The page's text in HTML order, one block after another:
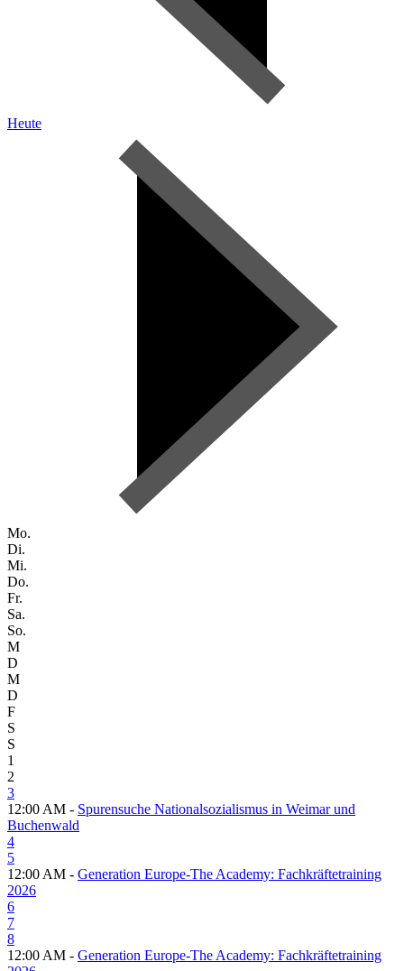
Heute
Mo.
Di.
Mi.
Do.
Fr.
Sa.
So.
M
D
M
D
F
S
S
1
2
3
12:00 AM - Spurensuche Nationalsozialismus in Weimar und
Buchenwald
4
5
12:00 AM - Generation Europe-The Academy: Fachkräftetraining
2026
6
7
8
12:00 AM - Generation Europe-The Academy: Fachkräftetraining